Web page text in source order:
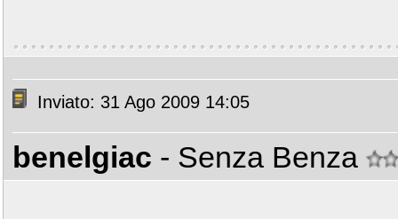
Inviato: 31 Ago 2009 14:05
benelgiac - Senza Benza